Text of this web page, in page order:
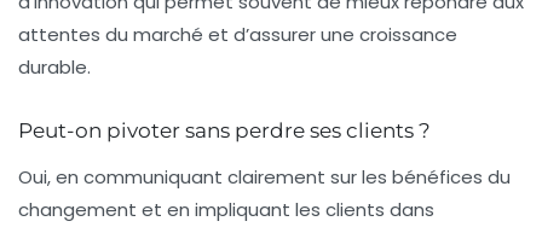
attentes du marché et d’assurer une croissance
durable.
Peut-on pivoter sans perdre ses clients ?
Oui, en communiquant clairement sur les bénéfices du
changement et en impliquant les clients dans